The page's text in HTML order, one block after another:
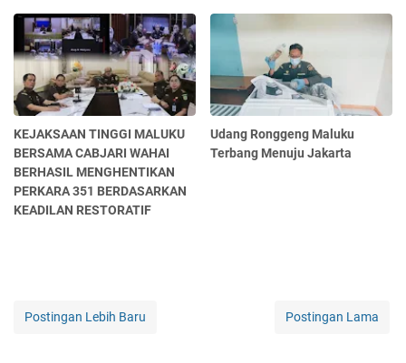
KEJAKSAAN TINGGI MALUKU
BERSAMA CABJARI WAHAI
BERHASIL MENGHENTIKAN
PERKARA 351 BERDASARKAN
KEADILAN RESTORATIF
Udang Ronggeng Maluku
Terbang Menuju Jakarta
Postingan Lebih Baru Postingan Lama